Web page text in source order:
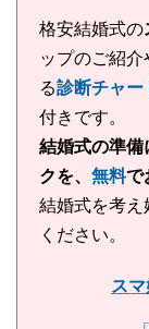
格安結婚式の
ップのご紹
る診断チャー
付きです。
結婚式の準備
クを、 無料で
結婚式を考え
ください。
ス